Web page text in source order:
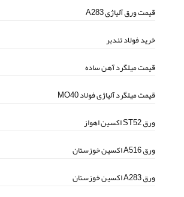
قیمت ورق آلیاژی A283
خرید فولاد تندبر
قیمت میلگرد آهن ساده
قیمت میلگرد آلیاژی فولاد MO40
ورق ST52 اکسین اهواز
ورق A516 اکسین خوزستان
ورق A283 اکسین خوزستان